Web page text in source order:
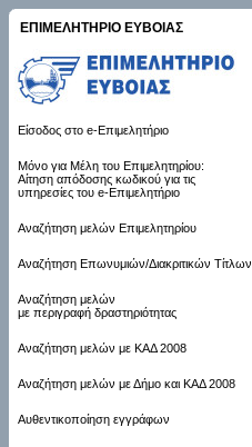
ΕΠΙΜΕΛΗΤΗΡΙΟ ΕΥΒΟΙΑΣ
Είσοδος στο e-Επιμελητήριο
Μόνο για Μέλη του Επιμελητηρίου:
Αίτηση απόδοσης κωδικού για τις
υπηρεσίες του e-Επιμελητήριο
Αναζήτηση μελών Επιμελητηρίου
Αναζήτηση Επωνυμιών/Διακριτικών Τίτλων
Αναζήτηση μελών
με περιγραφή δραστηριότητας
Αναζήτηση μελών με ΚΑΔ 2008
Αναζήτηση μελών με Δήμο και ΚΑΔ 2008
Αυθεντικοποίηση εγγράφων